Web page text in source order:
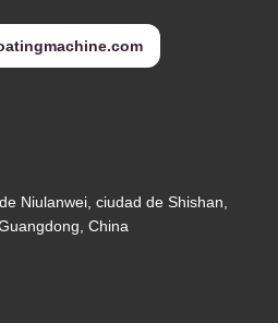
Niulanwei, ciudad de Shishan,
China